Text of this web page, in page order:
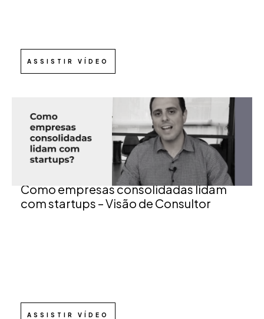
ASSISTIR VÍDEO
Como empresas consolidadas lidam
com startups – Visão de Consultor
ASSISTIR VÍDEO